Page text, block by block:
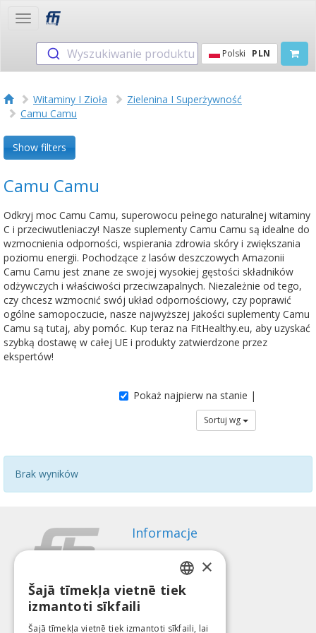
Toggle
Wyszukiwanie produktu Polski PLN
Witaminy I Zioła
Zielenina I Superżywność
Camu Camu
Show filters
Camu Camu
Odkryj moc Camu Camu, superowocu pełnego naturalnej witaminy
C i przeciwutleniaczy! Nasze suplementy Camu Camu są idealne do
wzmocnienia odporności, wspierania zdrowia skóry i zwiększania
poziomu energii. Pochodzące z lasów deszczowych Amazonii
Camu Camu jest znane ze swojej wysokiej gęstości składników
odżywczych i właściwości przeciwzapalnych. Niezależnie od tego,
czy chcesz wzmocnić swój układ odpornościowy, czy poprawić
ogólne samopoczucie, nasze najwyższej jakości suplementy Camu
Camu są tutaj, aby pomóc. Kup teraz na FitHealthy.eu, aby uzyskać
szybką dostawę w całej UE i produkty zatwierdzone przez
ekspertów!
Pokaż najpierw na stanie |
Sortuj wg
Brak wyników
Informacje
Sposoby płatności
Regulamin zwrotów
O nas
Kontakt
LATVIAN
×
Šajā tīmekļa vietnē tiek
izmantoti sīkfaili
Šajā tīmekļa vietnē tiek izmantoti sīkfaili, lai